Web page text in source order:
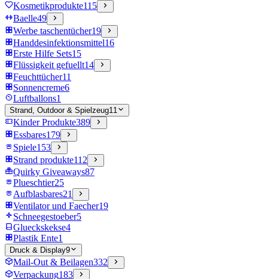
Kosmetikprodukte115
Baelle49
Werbe taschentücher19
Handdesinfektionsmittel16
Erste Hilfe Sets15
Flüssigkeit gefuellt14
Feuchttücher11
Sonnencreme6
Luftballons1
Strand, Outdoor & Spielzeug11
Kinder Produkte389
Essbares179
Spiele153
Strand produkte112
Quirky Giveaways87
Plueschtier25
Aufblasbares21
Ventilator und Faecher19
Schneegestoeber5
Glueckskekse4
Plastik Ente1
Druck & Display9
Mail-Out & Beilagen332
Verpackung183